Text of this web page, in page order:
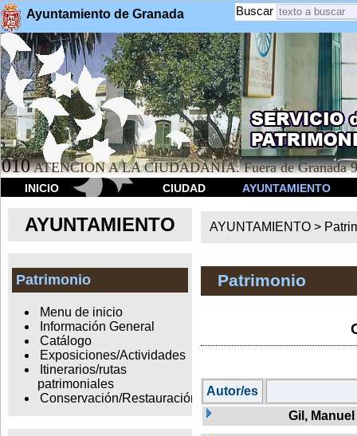
Ayuntamiento de Granada Buscar
010 ATENCION A LA CIUDADANÍA. Fuera de Granada
INICIO CIUDAD AYUNTAMIENTO
AYUNTAMIENTO
Patrimonio
Menu de inicio
Información General
Catálogo
Exposiciones/Actividades
Itinerarios/rutas
patrimoniales
Conservación/Restauración
AYUNTAMIENTO >
Patrimonio
Autor/es
Gil, Manuel